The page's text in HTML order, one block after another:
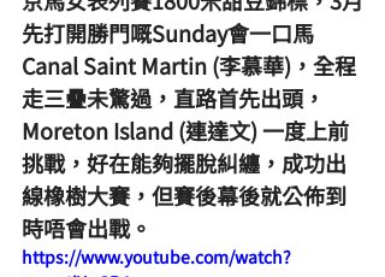
先打開勝門嘅Sunday會一口馬
Canal Saint Martin (李慕華)，全程
走三疊未驚過，直路首先出頭，
Moreton Island (連達文) 一度上前
挑戰，好在能夠擺脫糾纏，成功出
線橡樹大賽，但賽後幕後就公佈到
時唔會出戰。
https://www.youtube.com/watch?